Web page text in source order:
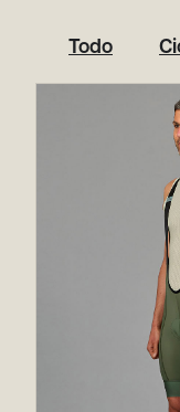
Todo